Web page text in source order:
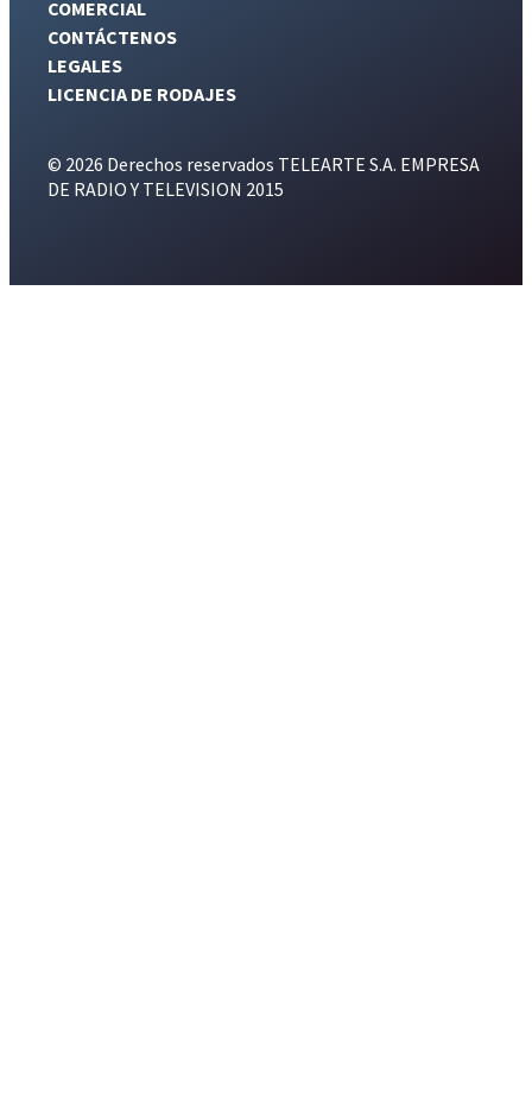
COMERCIAL
CONTÁCTENOS
LEGALES
LICENCIA DE RODAJES
© 2026 Derechos reservados TELEARTE S.A. EMPRESA
DE RADIO Y TELEVISION 2015